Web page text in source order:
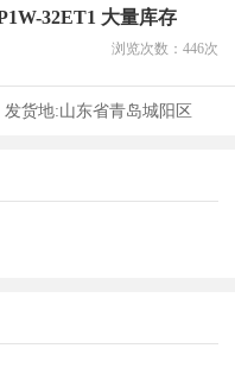
32ET1 大量库存
浏览次数： 446次
发货地:山东省青岛城阳区